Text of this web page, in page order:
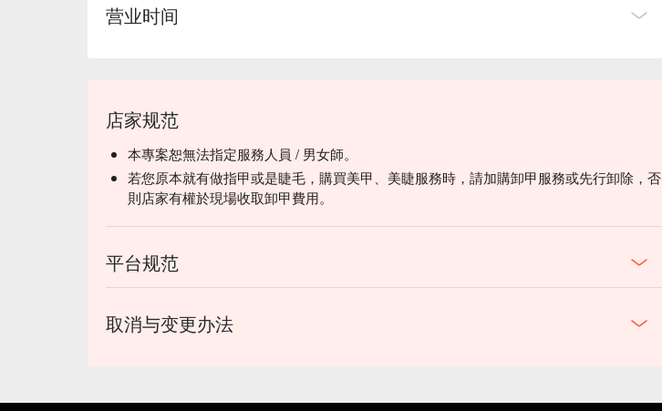
营业时间
店家规范
本專案恕無法指定服務人員 / 男女師。
若您原本就有做指甲或是睫毛，購買美甲、美睫服務時，請加購卸甲服務或先行卸除，否
則店家有權於現場收取卸甲費用。
平台规范
取消与变更办法